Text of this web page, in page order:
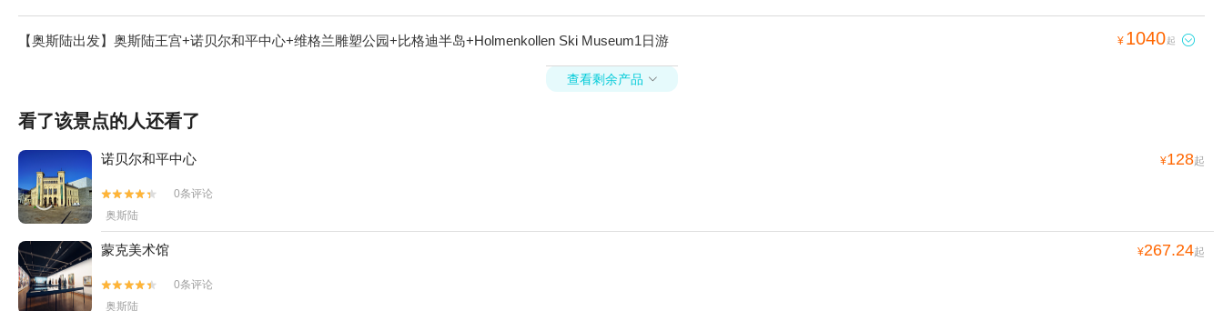
【奥斯陆出发】奥斯陆王宫+诺贝尔和平中心+维格兰雕塑公园+比格迪半岛+Holmenkollen Ski Museum1日游 ¥ 1040起 
查看剩余产品 
看了该景点的人还看了
诺贝尔和平中心 ¥128起


0条评论
奥斯陆
蒙克美术馆 ¥267.24起


0条评论
奥斯陆